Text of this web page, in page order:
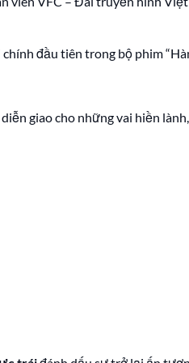
đầu tiên trong bộ phim
giao cho những vai hiền